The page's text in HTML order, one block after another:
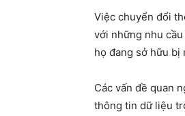
Việc chuyển đổi
với những nhu
họ đang sở hữu bị
Các vấn đề quan
thông tin dữ liệu